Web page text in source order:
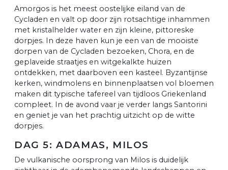
Amorgos is het meest oostelijke eiland van de
Cycladen en valt op door zijn rotsachtige inhammen
met kristalhelder water en zijn kleine, pittoreske
dorpjes. In deze haven kun je een van de mooiste
dorpen van de Cycladen bezoeken, Chora, en de
geplaveide straatjes en witgekalkte huizen
ontdekken, met daarboven een kasteel. Byzantijnse
kerken, windmolens en binnenplaatsen vol bloemen
maken dit typische tafereel van tijdloos Griekenland
compleet. In de avond vaar je verder langs Santorini
en geniet je van het prachtig uitzicht op de witte
dorpjes.
DAG 5: ADAMAS, MILOS
De vulkanische oorsprong van Milos is duidelijk